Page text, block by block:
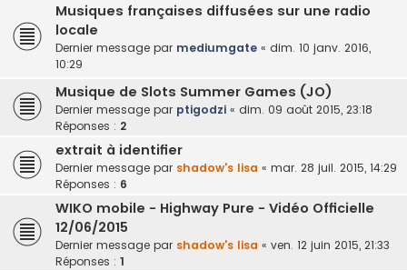
Musiques françaises diffusées sur une radio
locale
Dernier message par mediumgate « dim. 10 janv. 2016,
10:29
Musique de Slots Summer Games (JO)
Dernier message par ptigodzi « dim. 09 août 2015, 23:18
Réponses : 2
extrait à identifier
Dernier message par shadow's lisa « mar. 28 juil. 2015, 14:29
Réponses : 6
WIKO mobile - Highway Pure - Vidéo Officielle
12/06/2015
Dernier message par shadow's lisa « ven. 12 juin 2015, 21:33
Réponses : 1